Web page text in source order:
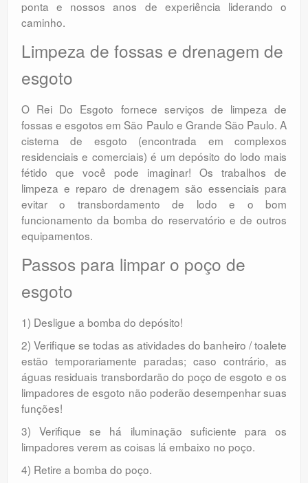
ponta e nossos anos de experiência liderando o
caminho.
Limpeza de fossas e drenagem de
esgoto
O Rei Do Esgoto fornece serviços de limpeza de
fossas e esgotos em São Paulo e Grande São Paulo. A
cisterna de esgoto (encontrada em complexos
residenciais e comerciais) é um depósito do lodo mais
fétido que você pode imaginar! Os trabalhos de
limpeza e reparo de drenagem são essenciais para
evitar o transbordamento de lodo e o bom
funcionamento da bomba do reservatório e de outros
equipamentos.
Passos para limpar o poço de
esgoto
1) Desligue a bomba do depósito!
2) Verifique se todas as atividades do banheiro / toalete
estão temporariamente paradas; caso contrário, as
águas residuais transbordarão do poço de esgoto e os
limpadores de esgoto não poderão desempenhar suas
funções!
3) Verifique se há iluminação suficiente para os
limpadores verem as coisas lá embaixo no poço.
4) Retire a bomba do poço.